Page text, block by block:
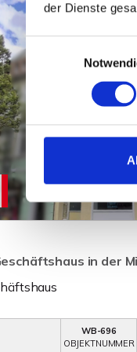
der Dienste
in der
WB-696
OBJEKTNUMMER